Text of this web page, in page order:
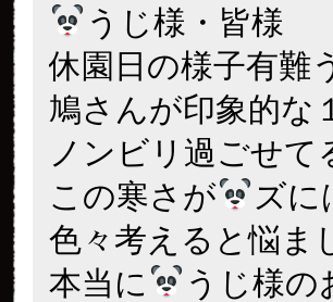
うじ様・皆様
休園日の様子有難
鳩さんが印象的な
ノンビリ過ごせて
この寒さが
ズに
色々考えると悩ま
本当に
うじ様の